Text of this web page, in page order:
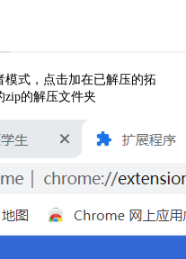
式，点击加在已解压的拓
zip的解压文件夹